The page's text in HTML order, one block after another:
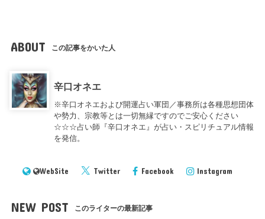
ABOUT この記事をかいた人
辛口オネエ
※辛口オネエおよび開運占い軍団／事務所は各種思想団体
や勢力、宗教等とは一切無縁ですのでご安心ください
☆☆☆占い師『辛口オネエ』が占い・スピリチュアル情報
を発信。
WebSite Twitter Facebook Instagram
NEW POST このライターの最新記事